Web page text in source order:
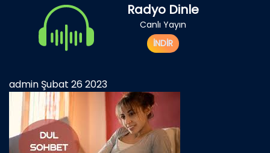
Radyo Dinle
Canlı Yayın
İNDİR
admin Şubat 26 2023